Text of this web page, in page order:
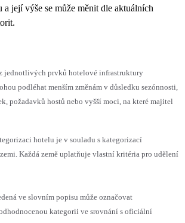
a její výše se může měnit dle aktuálních
jednotlivých prvků hotelové infrastruktury
podléhat menším změnám v důsledku sezónnosti,
požadavků hostů nebo vyšší moci, na které majitel
hotelu je v souladu s kategorizací
Každá země uplatňuje vlastní kritéria pro udělení
ve slovním popisu může označovat
kategorii ve srovnání s oficiální